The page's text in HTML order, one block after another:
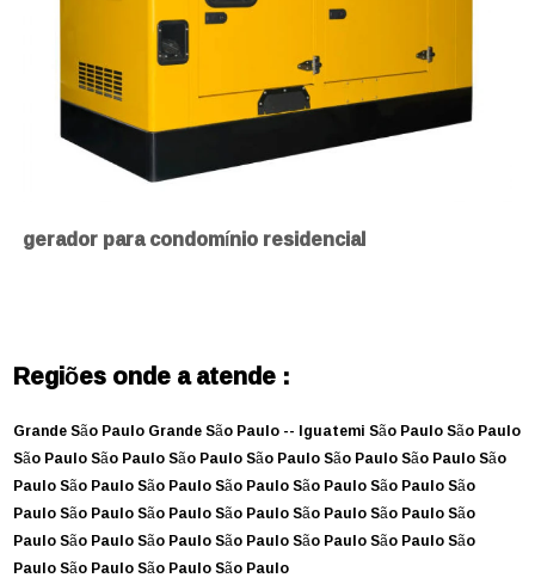
gerador para condomínio residencial
Regiões onde a atende :
Grande São PauloGrande São Paulo -- IguatemiSão PauloSão Paulo
São PauloSão PauloSão PauloSão PauloSão PauloSão PauloSão
PauloSão PauloSão PauloSão PauloSão PauloSão PauloSão
PauloSão PauloSão PauloSão PauloSão PauloSão PauloSão
PauloSão PauloSão PauloSão PauloSão PauloSão PauloSão
PauloSão PauloSão PauloSão Paulo